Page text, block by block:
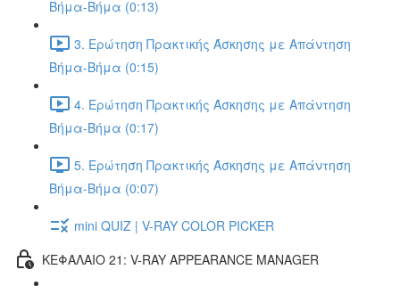
Βήμα-Βήμα (0:13)
3. Ερώτηση Πρακτικής Άσκησης με Απάντηση
Βήμα-Βήμα (0:15)
4. Ερώτηση Πρακτικής Άσκησης με Απάντηση
Βήμα-Βήμα (0:17)
5. Ερώτηση Πρακτικής Άσκησης με Απάντηση
Βήμα-Βήμα (0:07)
mini QUIZ | V-RAY COLOR PICKER
ΚΕΦΑΛΑΙΟ 21: V-RAY APPEARANCE MANAGER